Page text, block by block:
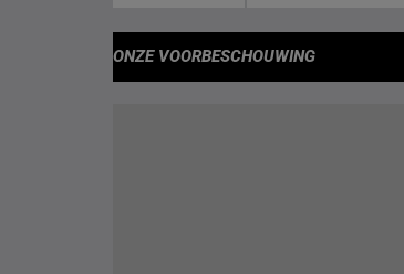
ONZE VOORBESCHOUWING